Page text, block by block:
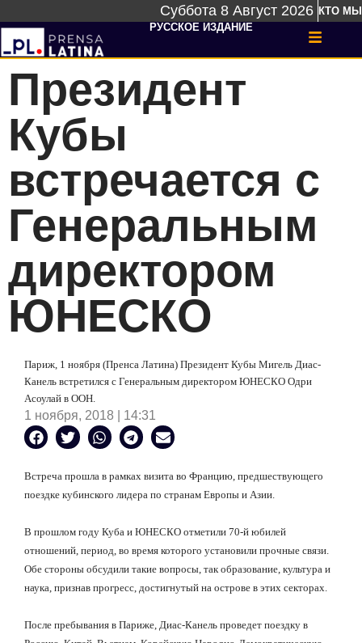
Суббота 8 Август 2026 КТО МЫ
РУССКОЕ ИЗДАНИЕ
Президент
Кубы
встречается с
Генеральным
директором
ЮНЕСКО
Париж, 1 ноября (Пренса Латина) Президент Кубы Мигель Диас-
Канель встретился с Генеральным директором ЮНЕСКО Одри
Асоулай в ООН.
1 ноября, 2018 | 14:31
Встреча прошла в рамках визита во Францию, предшествующего
поездке кубинского лидера по странам Европы и Азии.
В прошлом году Куба и ЮНЕСКО отметили 70-й юбилей
отношений, период, во время которого установили прочные связи.
Обе стороны обсудили такие вопросы, так образование, культура и
наука, признав прогресс, достигнутый на острове в этих секторах.
После пребывания в Париже, Диас-Канель проведет поездку в